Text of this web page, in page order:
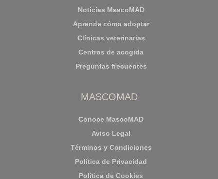
Noticias MascoMAD
Aprende cómo adoptar
Clínicas veterinarias
Centros de acogida
Preguntas frecuentes
MASCOMAD
Conoce MascoMAD
Aviso Legal
Términos y Condiciones
Política de Privacidad
Política de Cookies